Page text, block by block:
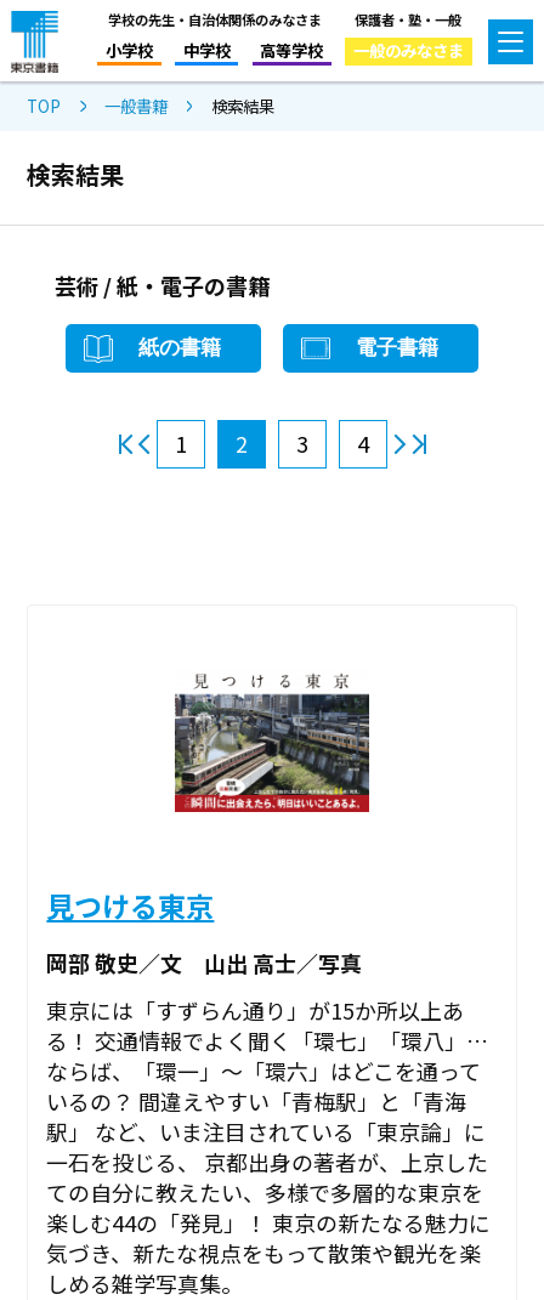
学校の先生・自治体関係のみなさま
小学校 中学校 高等学校
保護者・塾・一般
一般のみなさま
TOP 一般書籍 検索結果
検索結果
芸術 / 紙・電子の書籍
紙の書籍 電子書籍
1 2 3 4
見つける東京
岡部 敬史／文 山出 高士／写真
東京には「すずらん通り」が15か所以上あ
る！ 交通情報でよく聞く「環七」「環八」…
ならば、「環一」～「環六」はどこを通って
いるの？ 間違えやすい「青梅駅」と「青海
駅」 など、いま注目されている「東京論」に
一石を投じる、 京都出身の著者が、上京した
ての自分に教えたい、多様で多層的な東京を
楽しむ44の「発見」！ 東京の新たなる魅力に
気づき、新たな視点をもって散策や観光を楽
しめる雑学写真集。